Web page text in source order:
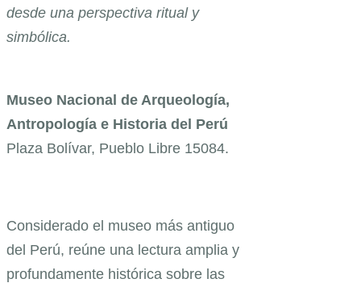
desde una perspectiva ritual y
simbólica.
Museo Nacional de Arqueología,
Antropología e Historia del Perú
Plaza Bolívar, Pueblo Libre 15084.
Considerado el museo más antiguo
del Perú, reúne una lectura amplia y
profundamente histórica sobre las